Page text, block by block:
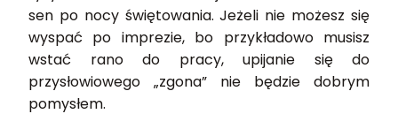
sen po nocy świętowania. Jeżeli nie możesz się
wyspać po imprezie, bo przykładowo musisz
wstać rano do pracy, upijanie się do
przysłowiowego „zgona” nie będzie dobrym
pomysłem.